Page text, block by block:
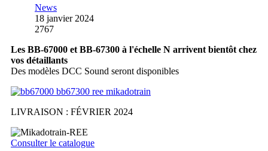
News
18 janvier 2024
2767
Les BB-67000 et BB-67300 à l'échelle N arrivent bientôt chez
vos détaillants
Des modèles DCC Sound seront disponibles
LIVRAISON : FÉVRIER 2024
Consulter le catalogue